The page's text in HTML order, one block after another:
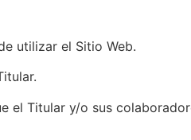
utilizar el Sitio Web.
el Titular y/o sus